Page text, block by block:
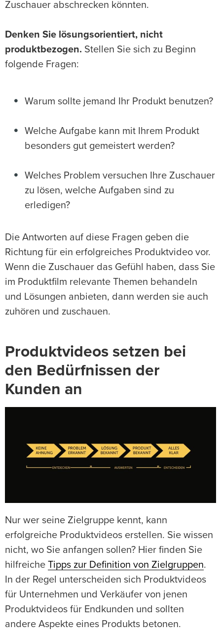
Zuschauer abschrecken könnten.
Denken Sie lösungsorientiert, nicht
produktbezogen. Stellen Sie sich zu Beginn
folgende Fragen:
Warum sollte jemand Ihr Produkt benutzen?
Welche Aufgabe kann mit Ihrem Produkt
besonders gut gemeistert werden?
Welches Problem versuchen Ihre Zuschauer
zu lösen, welche Aufgaben sind zu
erledigen?
Die Antworten auf diese Fragen geben die
Richtung für ein erfolgreiches Produktvideo vor.
Wenn die Zuschauer das Gefühl haben, dass Sie
im Produktfilm relevante Themen behandeln
und Lösungen anbieten, dann werden sie auch
zuhören und zuschauen.
Produktvideos setzen bei
den Bedürfnissen der
Kunden an
Nur wer seine Zielgruppe kennt, kann
erfolgreiche Produktvideos erstellen. Sie wissen
nicht, wo Sie anfangen sollen? Hier finden Sie
hilfreiche Tipps zur Definition von Zielgruppen.
In der Regel unterscheiden sich Produktvideos
für Unternehmen und Verkäufer von jenen
Produktvideos für Endkunden und sollten
andere Aspekte eines Produkts betonen.